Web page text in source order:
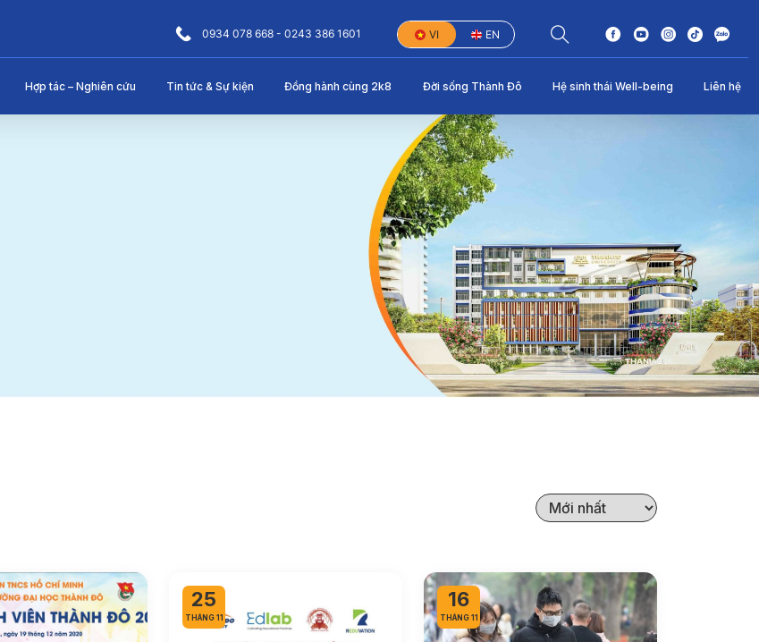
0934 078 668 - 0243 386 1601 VI EN
Hợp tác – Nghiên cứu Tin tức & Sự kiện Đồng hành cùng 2k8 Đời sống Thành Đô Hệ sinh thái Well-being Liên hệ
25
THÁNG 11
16
THÁNG 11